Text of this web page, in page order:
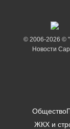
© 2006-2026 ©
Новости
Общество
ЖКХ и